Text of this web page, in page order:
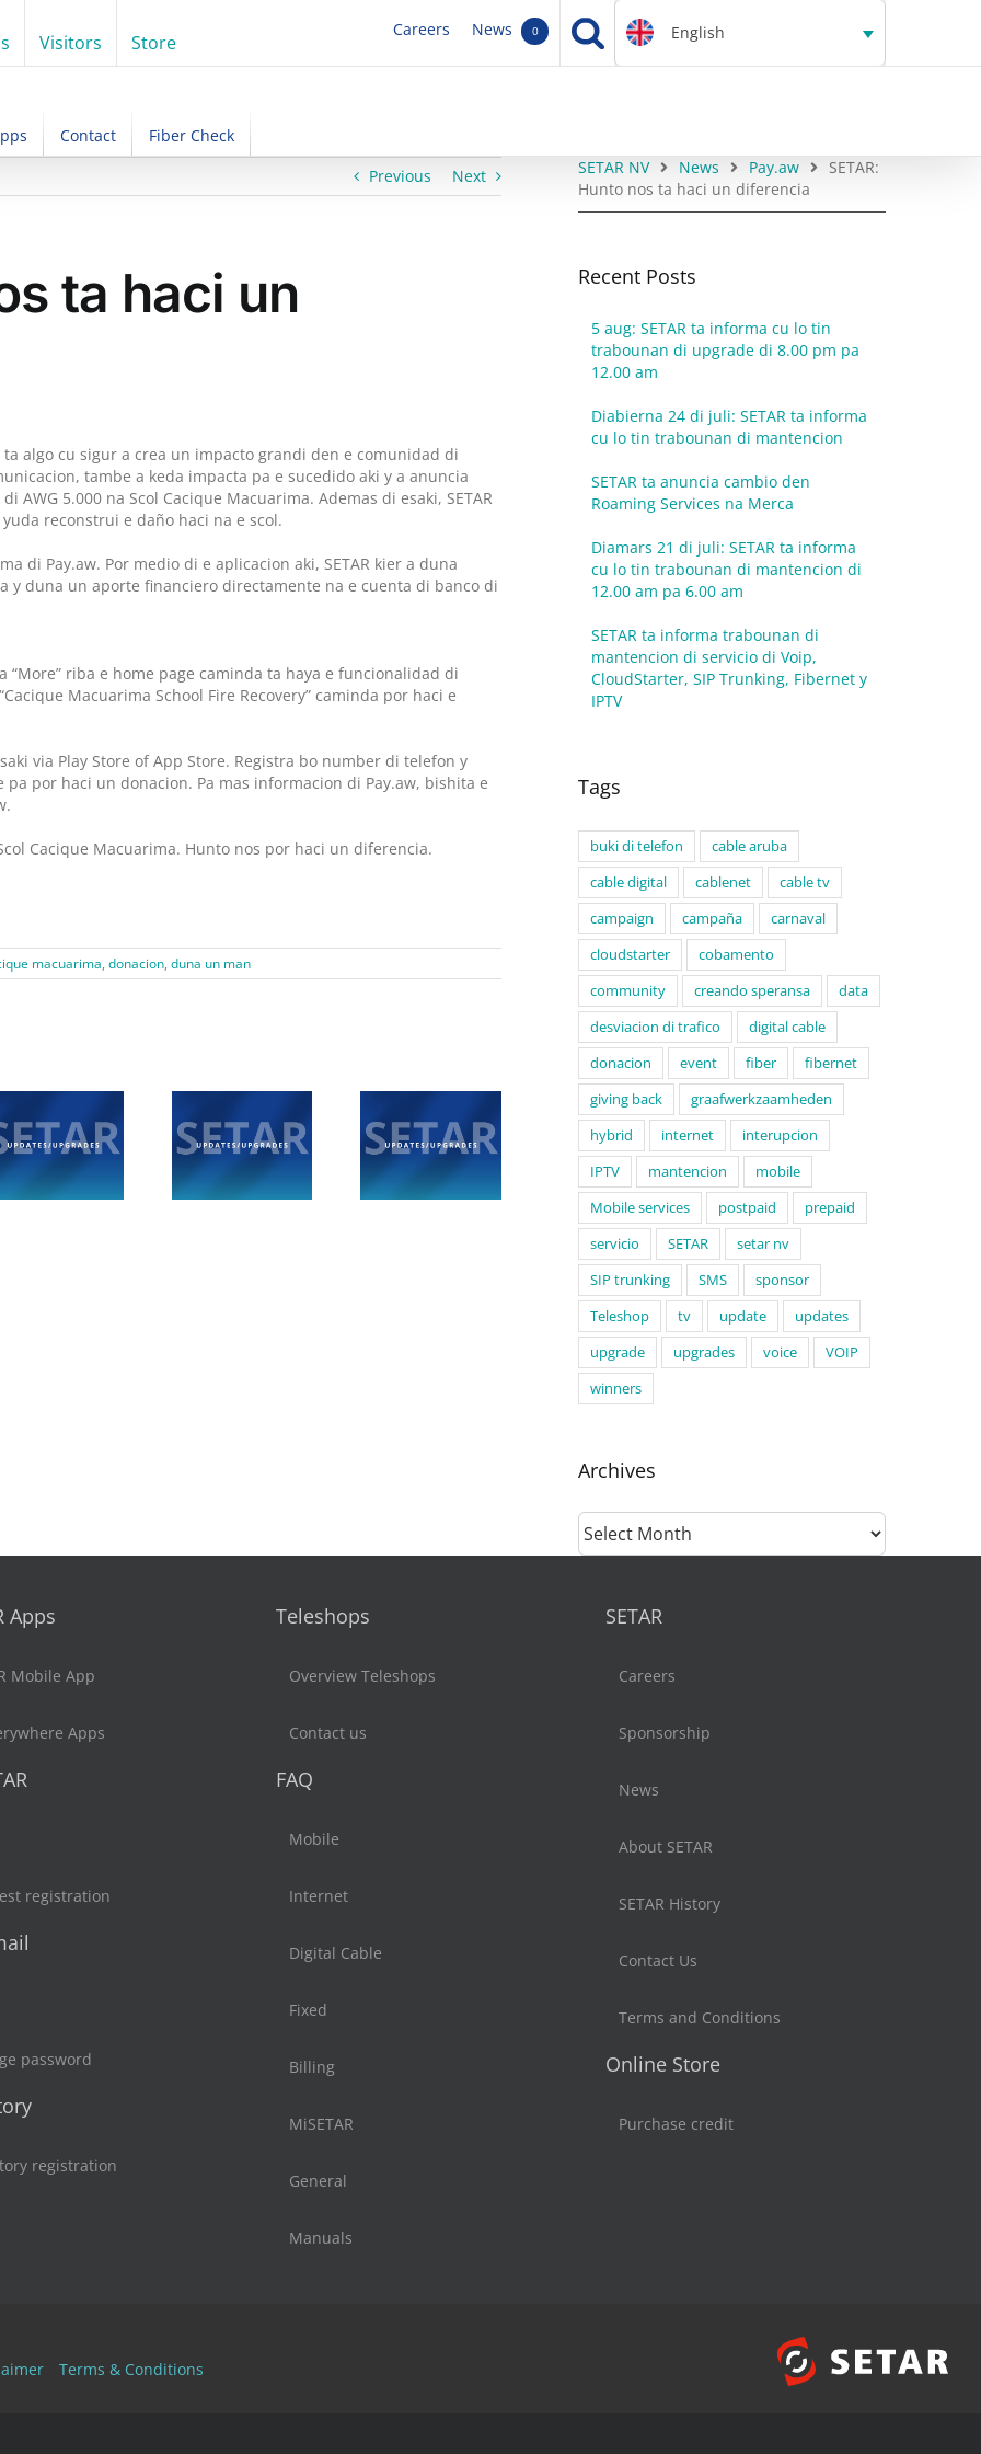
Visitors Store English
Careers News 0
Contact
Fiber Check
Previous
Next
ta haci un
algo cu sigur a crea un impacto grandi den e comunidad di
tambe a keda impacta pa e sucedido aki y a anuncia
5.000 na Scol Cacique Macuarima. Ademas di esaki, SETAR
reconstrui e daño haci na e scol.
di Pay.aw. Por medio di e aplicacion aki, SETAR kier a duna
duna un aporte financiero directamente na e cuenta di banco di
riba e home page caminda ta haya e funcionalidad di
Macuarima School Fire Recovery” caminda por haci e
via Play Store of App Store. Registra bo number di telefon y
por haci un donacion. Pa mas informacion di Pay.aw, bishita e
Cacique Macuarima. Hunto nos por haci un diferencia.
macuarima, donacion, duna un man
interupcion di
Servicio di
Catchup y
Playback riba
informa
trabounan di
mantencion di
e infrastructura
SETAR N.V. a
logra recertifica
pa e ISO/IEC
27001 version
SETAR ta
informa
trabounan di
mantencion di
servicionan di
IPTV y Internet
Informacion: Lo
trabounan di
servicio di IPTV,
Fibernet y VOIP
SETAR NV News Pay.aw
SETAR:
Hunto nos ta haci un diferencia
Recent Posts
5 aug: SETAR ta informa cu lo tin
trabounan di upgrade di 8.00 pm pa
12.00 am
Diabierna 24 di juli: SETAR ta informa
cu lo tin trabounan di mantencion
SETAR ta anuncia cambio den
Roaming Services na Merca
Diamars 21 di juli: SETAR ta informa
cu lo tin trabounan di mantencion di
12.00 am pa 6.00 am
SETAR ta informa trabounan di
mantencion di servicio di Voip,
CloudStarter, SIP Trunking, Fibernet y
IPTV
Tags
buki di telefon
cable aruba
cable digital
cablenet
cable tv
campaign
campaña
carnaval
cloudstarter
cobamento
community
creando speransa
data
desviacion di trafico
digital cable
donacion
event fiber
fibernet
giving back
graafwerkzaamheden
hybrid
internet
interupcion
IPTV
mantencion
mobile
Mobile services
postpaid
prepaid
servicio
SETAR
setar nv
SIP trunking
SMS
sponsor
Teleshop
tv update
updates
upgrade
upgrades voice
VOIP
winners
Archives
Archives
Apps
Mobile App
Apps
registration
password
registration
Teleshops
Overview Teleshops
Contact us
FAQ
Mobile
Internet
Digital Cable
Fixed
Billing
MiSETAR
General
Manuals
SETAR
Careers
Sponsorship
News
About SETAR
SETAR History
Contact Us
Terms and Conditions
Online Store
Purchase credit
Terms & Conditions